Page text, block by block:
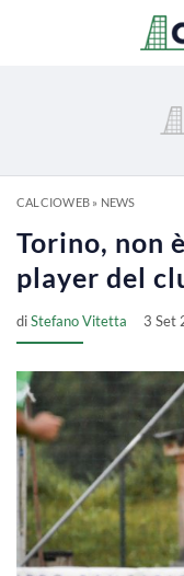
CALCIOWEB» NEWS
Torino, non
player del
diStefano Vitetta 3 Set